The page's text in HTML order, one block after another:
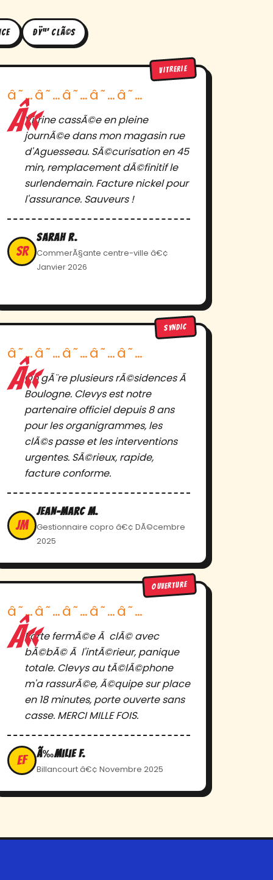
ðŸ”‘ ClÃ©s
VITRERIE
â˜…â˜…â˜…â˜…â˜…
Vitrine cassÃ©e en pleine
journÃ©e dans mon magasin rue
d'Aguesseau. SÃ©curisation en 45
min, remplacement dÃ©finitif le
surlendemain. Facture nickel pour
l'assurance. Sauveurs !
SR
Sarah R.
CommerÃ§ante centre-ville â€¢
Janvier 2026
SYNDIC
â˜…â˜…â˜…â˜…â˜…
On gÃ¨re plusieurs rÃ©sidences Ã
Boulogne. Clevys est notre
partenaire officiel depuis 8 ans
pour les organigrammes, les
clÃ©s passe et les interventions
urgentes. SÃ©rieux, rapide,
facture conforme.
JM
Jean-Marc M.
Gestionnaire copro â€¢ DÃ©cembre
2025
OUVERTURE
â˜…â˜…â˜…â˜…â˜…
Porte fermÃ©e Ã clÃ© avec
bÃ©bÃ© Ã l'intÃ©rieur, panique
totale. Clevys au tÃ©lÃ©phone
m'a rassurÃ©e, Ã©quipe sur place
en 18 minutes, porte ouverte sans
casse. MERCI MILLE FOIS.
EF
Ã‰milie F.
Billancourt â€¢ Novembre 2025